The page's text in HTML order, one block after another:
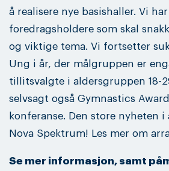
å realisere nye basishaller. Vi
foredragsholdere som skal
og viktige tema. Vi fortsetter
Ung i år, der målgruppen er
tillitsvalgte i aldersgruppen 18-
selvsagt også Gymnastics
konferanse. Den store nyheten
Nova Spektrum! Les mer om
Se mer informasjon, samt